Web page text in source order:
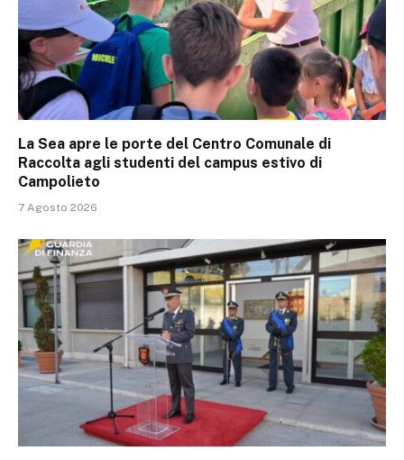
La Sea apre le porte del Centro Comunale di
Raccolta agli studenti del campus estivo di
Campolieto
7 Agosto 2026